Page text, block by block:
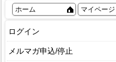
ホーム マイページ
ログイン
メルマガ申込/停止